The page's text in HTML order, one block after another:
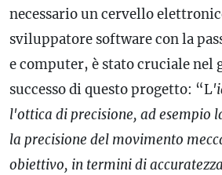
necessario un cervello
sviluppatore software con la
e computer, è stato cruciale nel
successo di questo progetto: “L
l'ottica di precisione, ad esempio
la precisione del movimento
obiettivo, in termini di